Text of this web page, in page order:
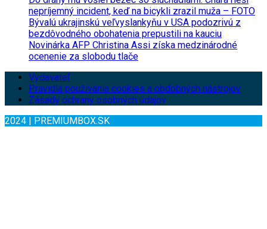
nepríjemný incident, keď na bicykli zrazil muža – FOTO
Bývalú ukrajinskú veľvyslankyňu v USA podozrivú z
bezdôvodného obohatenia prepustili na kauciu
Novinárka AFP Christina Assi získa medzinárodné
ocenenie za slobodu tlače
Vydavateľ
Pravidlá používania cookies a obdobných nástrojov
Zásady ochrany osobných údajov
2024 | PREMIUMBOX.SK